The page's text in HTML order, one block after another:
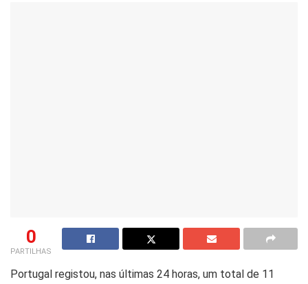
0
PARTILHAS
Portugal registou, nas últimas 24 horas, um total de 11